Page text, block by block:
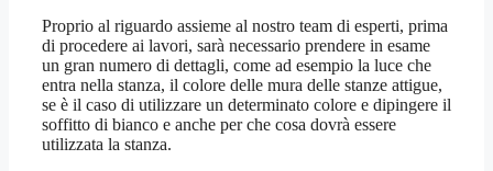
Proprio al riguardo assieme al nostro team di esperti, prima
di procedere ai lavori, sarà necessario prendere in esame
un gran numero di dettagli, come ad esempio la luce che
entra nella stanza, il colore delle mura delle stanze attigue,
se è il caso di utilizzare un determinato colore e dipingere il
soffitto di bianco e anche per che cosa dovrà essere
utilizzata la stanza.